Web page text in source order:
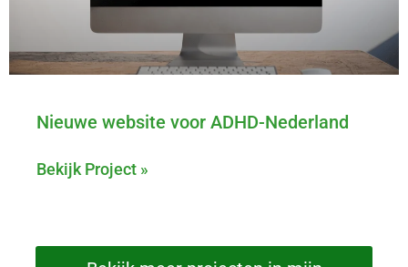
Nieuwe website voor ADHD-Nederland
Bekijk Project »